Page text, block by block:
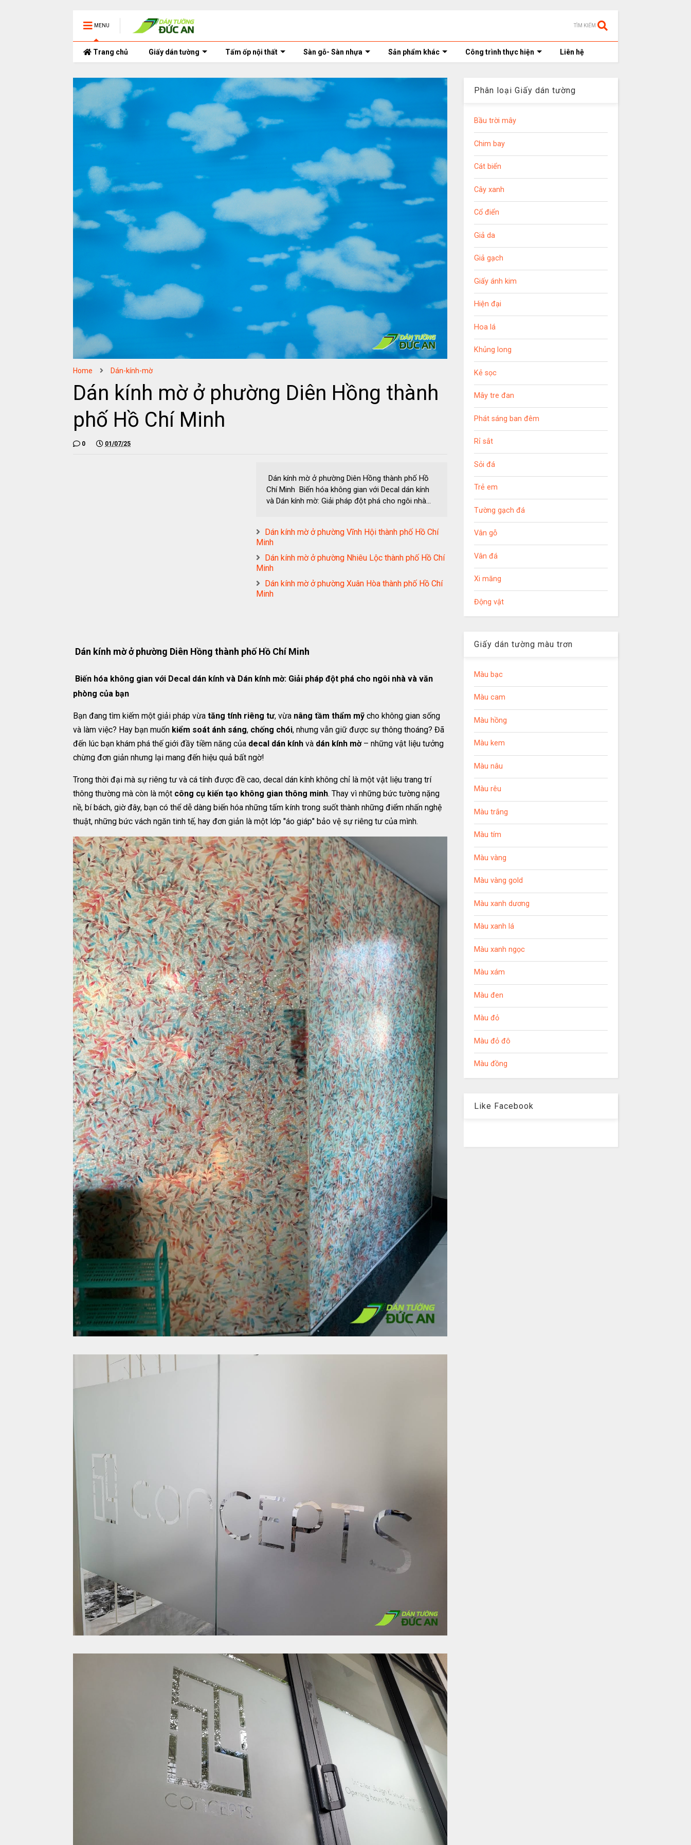
MENU TÌM KIẾM
Trang chủ Giấy dán tường Tấm ốp nội thất Sàn gỗ- Sàn nhựa Sản phẩm khác Công trình thực hiện Liên hệ
Home Dán-kính-mờ
Dán kính mờ ở phường Diên Hồng thành
phố Hồ Chí Minh
0 01/07/25
Dán kính mờ ở phường Diên Hồng thành phố Hồ
Chí Minh Biến hóa không gian với Decal dán kính
và Dán kính mờ: Giải pháp đột phá cho ngôi nhà...
Dán kính mờ ở phường Vĩnh Hội thành phố Hồ Chí
Minh
Dán kính mờ ở phường Nhiêu Lộc thành phố Hồ Chí
Minh
Dán kính mờ ở phường Xuân Hòa thành phố Hồ Chí
Minh
Dán kính mờ ở phường Diên Hồng thành phố Hồ Chí Minh
Biến hóa không gian với Decal dán kính và Dán kính mờ: Giải pháp đột phá cho ngôi nhà và văn
phòng của bạn
Bạn đang tìm kiếm một giải pháp vừa tăng tính riêng tư, vừa nâng tầm thẩm mỹ cho không gian sống
và làm việc? Hay bạn muốn kiểm soát ánh sáng, chống chói, nhưng vẫn giữ được sự thông thoáng? Đã
đến lúc bạn khám phá thế giới đầy tiềm năng của decal dán kính và dán kính mờ– những vật liệu tưởng
chừng đơn giản nhưng lại mang đến hiệu quả bất ngờ!
Trong thời đại mà sự riêng tư và cá tính được đề cao, decal dán kính không chỉ là một vật liệu trang trí
thông thường mà còn là một công cụ kiến tạo không gian thông minh. Thay vì những bức tường nặng
nề, bí bách, giờ đây, bạn có thể dễ dàng biến hóa những tấm kính trong suốt thành những điểm nhấn nghệ
thuật, những bức vách ngăn tinh tế, hay đơn giản là một lớp "áo giáp" bảo vệ sự riêng tư của mình.
Phân loại Giấy dán tường
Bầu trời mây
Chim bay
Cát biển
Cây xanh
Cổ điển
Giả da
Giả gạch
Giấy ánh kim
Hiện đại
Hoa lá
Khủng long
Kẻ sọc
Mây tre đan
Phát sáng ban đêm
Rỉ sắt
Sỏi đá
Trẻ em
Tường gạch đá
Vân gỗ
Vân đá
Xi măng
Động vật
Giấy dán tường màu trơn
Màu bạc
Màu cam
Màu hồng
Màu kem
Màu nâu
Màu rêu
Màu trắng
Màu tím
Màu vàng
Màu vàng gold
Màu xanh dương
Màu xanh lá
Màu xanh ngọc
Màu xám
Màu đen
Màu đỏ
Màu đỏ đô
Màu đồng
Like Facebook